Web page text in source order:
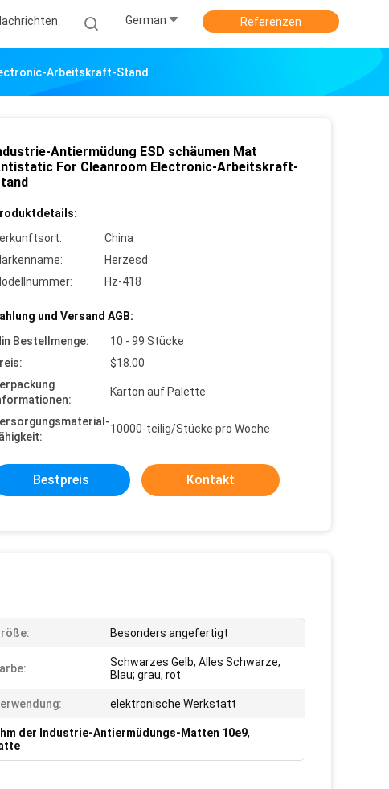
German Referenzen
Arbeitskraft-Stand
Antiermüdung ESD schäumen Mat
For Cleanroom Electronic-Arbeitskraft-
China
Herzesd
Hz-418
und Versand AGB:
Bestellmenge:
10 - 99 Stücke
$18.00
Karton auf Palette
10000-teilig/Stücke pro Woche
Bestpreis Kontakt
Besonders angefertigt
Schwarzes Gelb; Alles Schwarze;
Blau; grau, rot
elektronische Werkstatt
der Industrie-Antiermüdungs-Matten 10e9,